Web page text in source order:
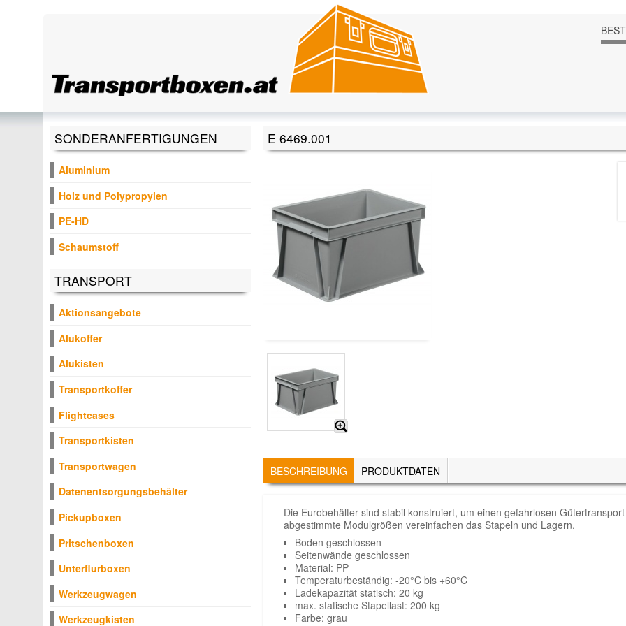
E 6469.001
TABS
BESCHREIBUNG (AKTIVER
REITER)
PRODUKTDATEN
Die Eurobehälter sind stabil konstruiert, um einen gefahrlosen
abgestimmte Modulgrößen vereinfachen das Stapeln und Lagern.
Boden geschlossen
Seitenwände geschlossen
Material: PP
Temperaturbeständig: -20°C bis +60°C
Ladekapazität statisch: 20 kg
max. statische Stapellast: 200 kg
Farbe: grau
SONDERANFERTIGUNGEN
Aluminium
Holz und Polypropylen
PE-HD
Schaumstoff
TRANSPORT
Aktionsangebote
Alukoffer
Alukisten
Transportkoffer
Flightcases
Transportkisten
Transportwagen
Datenentsorgungsbehälter
Pickupboxen
Pritschenboxen
Unterflurboxen
Werkzeugwagen
Werkzeugkisten